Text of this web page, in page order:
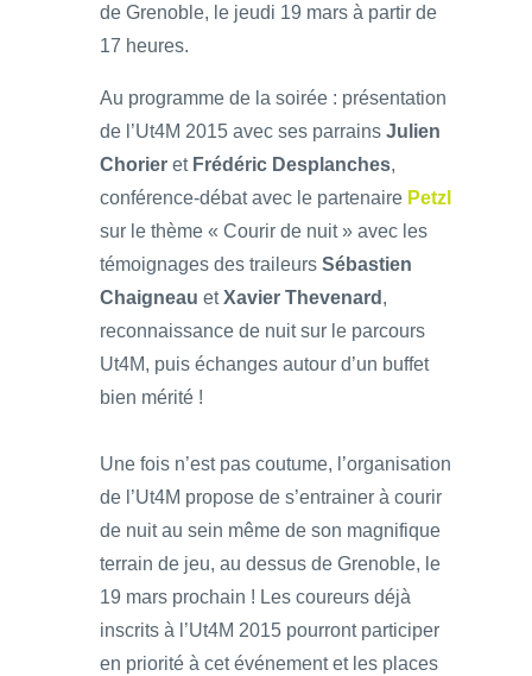
de Grenoble, le jeudi 19 mars à partir de
17 heures.
Au programme de la soirée : présentation
de l’Ut4M 2015 avec ses parrains Julien
Chorier et Frédéric Desplanches,
conférence-débat avec le partenaire Petzl
sur le thème « Courir de nuit » avec les
témoignages des traileurs Sébastien
Chaigneau etXavier Thevenard ,
reconnaissance de nuit sur le parcours
Ut4M, puis échanges autour d’un buffet
bien mérité !
Une fois n’est pas coutume, l’organisation
de l’Ut4M propose de s’entrainer à courir
de nuit au sein même de son magnifique
terrain de jeu, au dessus de Grenoble, le
19 mars prochain ! Les coureurs déjà
inscrits à l’Ut4M 2015 pourront participer
en priorité à cet événement et les places